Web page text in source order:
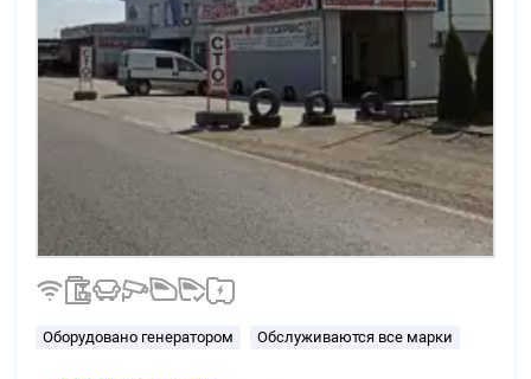
Оборудовано генератором Обслуживаются все марки